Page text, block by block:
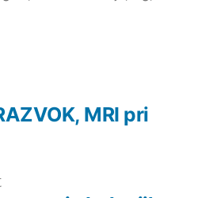
Previous
MRI pri